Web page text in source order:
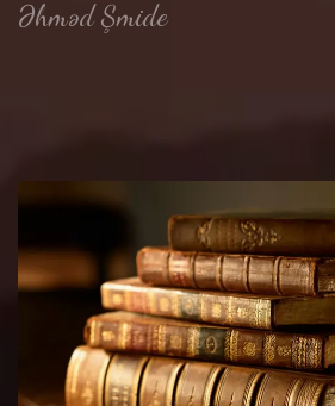
Əhməd Şmide